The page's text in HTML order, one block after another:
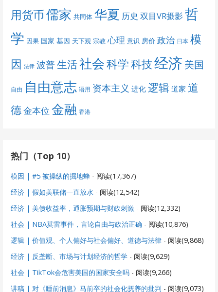
用货币儒家 共同体 华夏 历史 双目VR摄影 哲
学 因果 国家 基因 天下观 宗教 心理 意识 房价 政治 日本 模
因 法律 波普生活社会科学科技经济 美国
自由 自由意志 语用 资本主义 进化 逻辑 道家 道
德金本位 金融 香港
热门（Top 10）
模因 | #5 被操纵的掘地蜂 - 阅读(17,367)
经济 | 假如美联储一直放水 - 阅读(12,542)
经济 | 美债收益率，通胀预期与财政刺激 - 阅读(12,332)
社会 | NBA莫雷事件，言论自由与政治正确 - 阅读(10,876)
逻辑 | 价值观、个人偏好与社会偏好、道德与法律 - 阅读(9,868)
经济 | 反垄断、市场与计划经济的哲学 - 阅读(9,629)
社会 | TikTok会危害美国的国家安全吗 - 阅读(9,266)
讲稿 | 对《睡前消息》马前卒的社会化抚养的批判 - 阅读(9,073)